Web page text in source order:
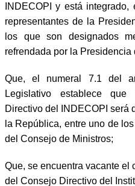
INDECOPI y está
representantes de la
los que son designados
refrendada por la
Que, el numeral 7.1 del
Legislativo establece
Directivo del INDECOPI será
la República, entre uno de
del Consejo de Ministros;
Que, se encuentra vacante el
del Consejo Directivo del